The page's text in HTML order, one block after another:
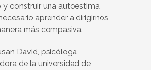
y construir una autoestima
aprender a dirigirnos
más compasiva.
David, psicóloga
de la universidad de